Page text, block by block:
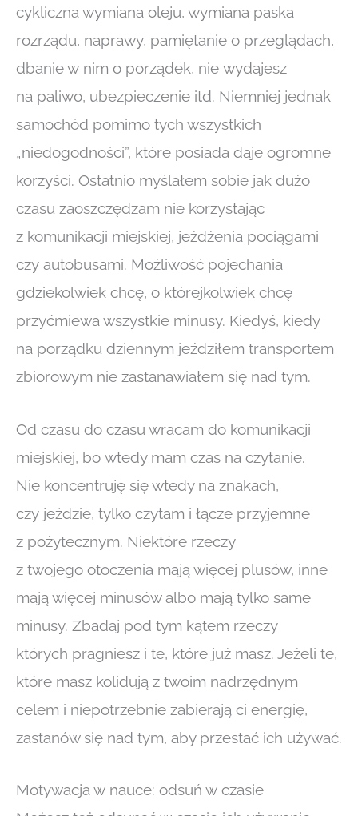
cykliczna wymiana oleju, wymiana paska
rozrządu, naprawy, pamiętanie o przeglądach,
dbanie w nim o porządek, nie wydajesz
na paliwo, ubezpieczenie itd. Niemniej jednak
samochód pomimo tych wszystkich
„niedogodności”, które posiada daje ogromne
korzyści. Ostatnio myślałem sobie jak dużo
czasu zaoszczędzam nie korzystając
z komunikacji miejskiej, jeżdżenia pociągami
czy autobusami. Możliwość pojechania
gdziekolwiek chcę, o którejkolwiek chcę
przyćmiewa wszystkie minusy. Kiedyś, kiedy
na porządku dziennym jeździłem transportem
zbiorowym nie zastanawiałem się nad tym.
Od czasu do czasu wracam do komunikacji
miejskiej, bo wtedy mam czas na czytanie.
Nie koncentruję się wtedy na znakach,
czy jeździe, tylko czytam i łącze przyjemne
z pożytecznym. Niektóre rzeczy
z twojego otoczenia mają więcej plusów, inne
mają więcej minusów albo mają tylko same
minusy. Zbadaj pod tym kątem rzeczy
których pragniesz i te, które już masz. Jeżeli te,
które masz kolidują z twoim nadrzędnym
celem i niepotrzebnie zabierają ci energię,
zastanów się nad tym, aby przestać ich używać.
Motywacja w nauce: odsuń w czasie